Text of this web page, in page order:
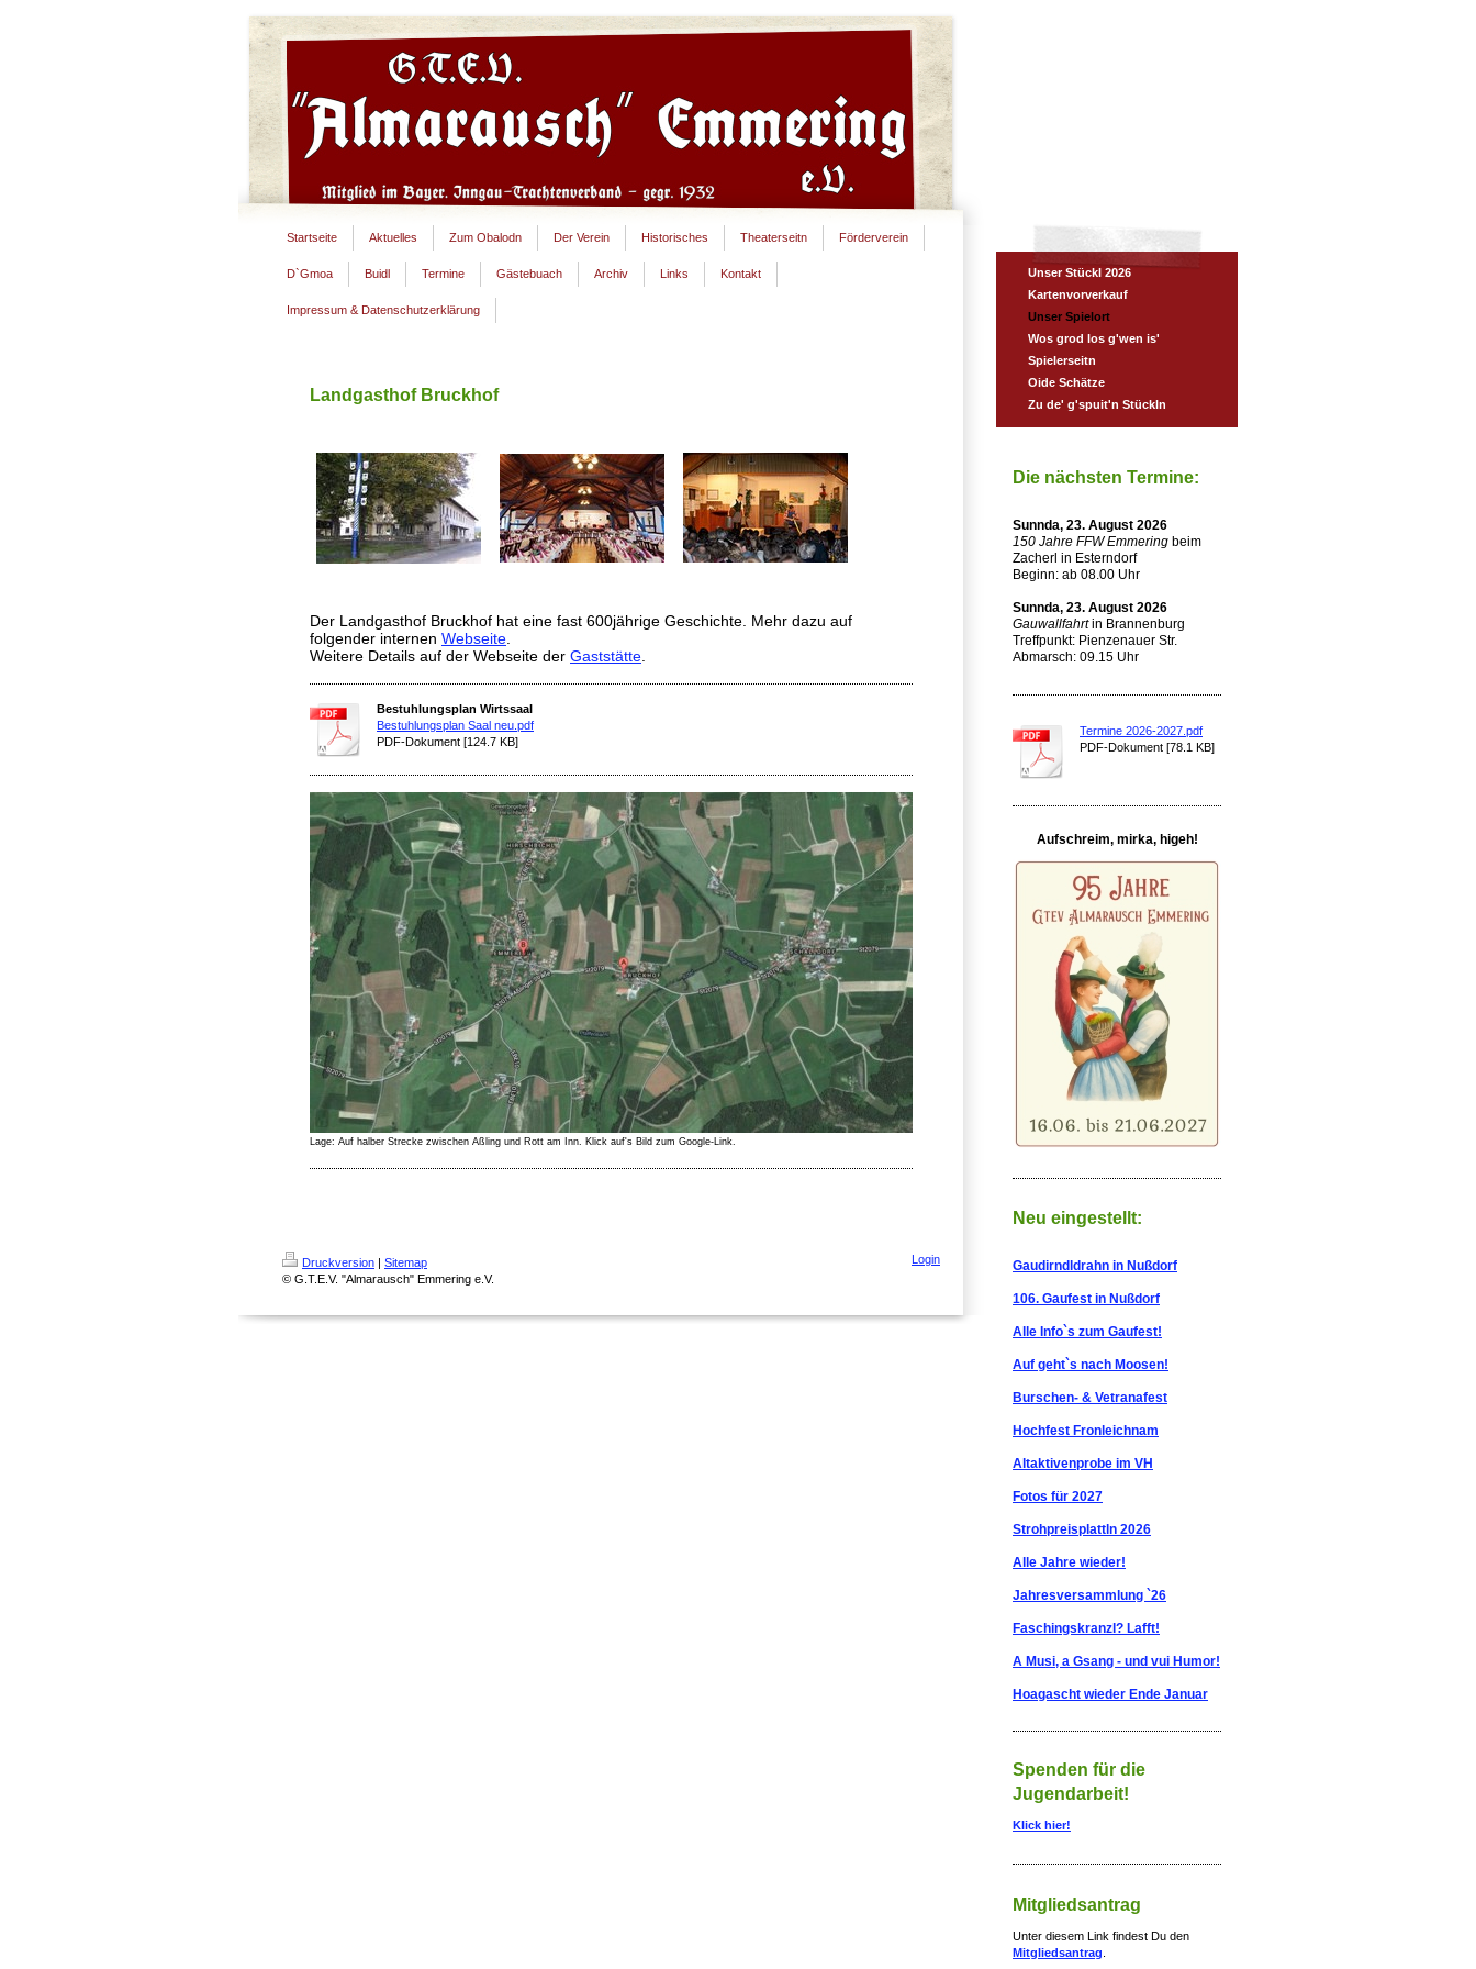
Startseite Aktuelles Zum Obalodn Der Verein Historisches Theaterseitn Förderverein
D`Gmoa Buidl Termine Gästebuach Archiv Links Kontakt
Impressum & Datenschutzerklärung
Landgasthof Bruckhof
Der Landgasthof Bruckhof hat eine fast 600jährige Geschichte. Mehr dazu auf
folgender internen Webseite
Weitere Details auf der Webseite der Gaststätte
Bestuhlungsplan Wirtssaal
Bestuhlungsplan Saal neu.pdf
PDF-Dokument [124.7 KB]
Lage: Auf halber Strecke zwischen Aßling und Rott am Inn. Klick auf's Bild zum Google-Link.
Druckversion | Sitemap
© G.T.E.V. "Almarausch" Emmering e.V.
Login
Unser Stückl 2026
Kartenvorverkauf
Unser Spielort
Wos grod los g'wen is'
Spielerseitn
Oide Schätze
Zu de' g'spuit'n Stückln
Die nächsten Termine:
Sunnda, 23. August 2026
150 Jahre FFW Emmering beim
Zacherl in Esterndorf
Beginn: ab 08.00 Uhr
Sunnda, 23. August 2026
Gauwallfahrtin Brannenburg
Treffpunkt: Pienzenauer Str.
Abmarsch: 09.15 Uhr
Termine 2026-2027.pdf
PDF-Dokument [78.1 KB]
Aufschreim, mirka, higeh!
Neu eingestellt:
Gaudirndldrahn in Nußdorf
106. Gaufest in Nußdorf
Alle Info`s zum Gaufest!
Auf geht`s nach Moosen!
Burschen- & Vetranafest
Hochfest Fronleichnam
Altaktivenprobe im VH
Fotos für 2027
Strohpreisplattln 2026
Alle Jahre wieder!
Jahresversammlung `26
Faschingskranzl? Lafft!
A Musi, a Gsang - und vui Humor!
Hoagascht wieder Ende Januar
Spenden für die
Jugendarbeit!
Klick hier!
Mitgliedsantrag
Unter diesem Link findest Du den
Mitgliedsantrag